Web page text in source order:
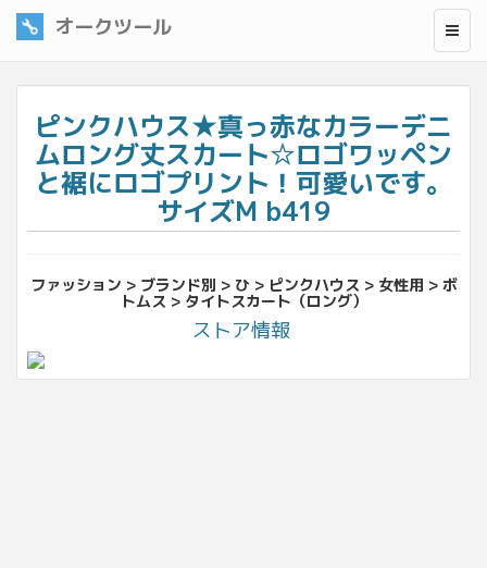
オークツール
ピンクハウス★真っ赤なカラーデニ
ムロング丈スカート☆ロゴワッペン
と裾にロゴプリント！可愛いです。
サイズM b419
ファッション > ブランド別 > ひ > ピンクハウス > 女性用 > ボ
トムス > タイトスカート（ロング）
ストア情報